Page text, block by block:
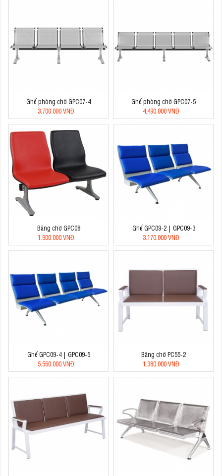
Ghế phòng chờ GPC07-4
3.700.000 VNĐ
Ghế phòng chờ GPC07-5
4.490.000 VNĐ
Băng chờ GPC08
1.900.000 VNĐ
Ghế GPC09-2 | GPC09-3
3.170.000 VNĐ
Ghế GPC09-4 | GPC09-5
5.560.000 VNĐ
Băng chờ PC55-2
1.380.000 VNĐ